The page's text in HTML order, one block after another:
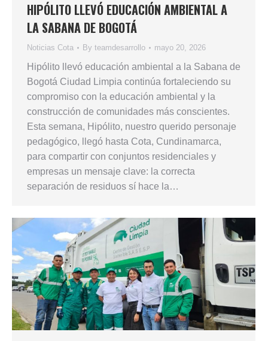
HIPÓLITO LLEVÓ EDUCACIÓN AMBIENTAL A
LA SABANA DE BOGOTÁ
Noticias Cota By teamdesarrollo mayo 20, 2026
Hipólito llevó educación ambiental a la Sabana de
Bogotá Ciudad Limpia continúa fortaleciendo su
compromiso con la educación ambiental y la
construcción de comunidades más conscientes.
Esta semana, Hipólito, nuestro querido personaje
pedagógico, llegó hasta Cota, Cundinamarca,
para compartir con conjuntos residenciales y
empresas un mensaje clave: la correcta
separación de residuos sí hace la…